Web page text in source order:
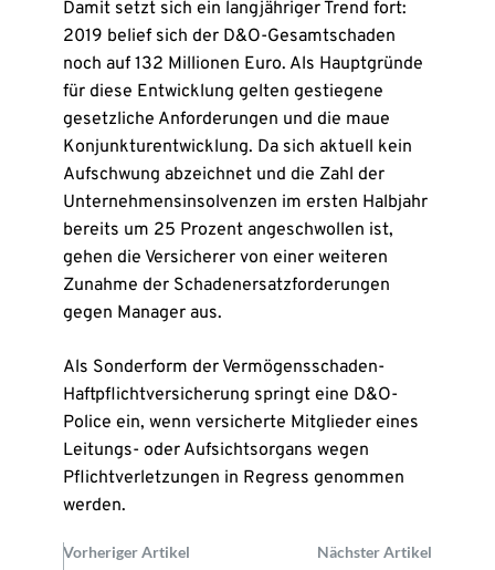
Damit setzt sich ein langjähriger Trend fort:
2019 belief sich der D&O-Gesamtschaden
noch auf 132 Millionen Euro. Als Hauptgründe
für diese Entwicklung gelten gestiegene
gesetzliche Anforderungen und die maue
Konjunkturentwicklung. Da sich aktuell kein
Aufschwung abzeichnet und die Zahl der
Unternehmensinsolvenzen im ersten Halbjahr
bereits um 25 Prozent angeschwollen ist,
gehen die Versicherer von einer weiteren
Zunahme der Schadenersatzforderungen
gegen Manager aus.
Als Sonderform der Vermögensschaden-
Haftpflichtversicherung springt eine D&O-
Police ein, wenn versicherte Mitglieder eines
Leitungs- oder Aufsichtsorgans wegen
Pflichtverletzungen in Regress genommen
werden.
Vorheriger Artikel Nächster Artikel